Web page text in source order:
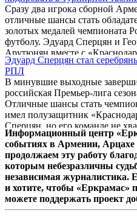
рождении – Арутюнян) все-
долгожданного успеха. А
творцов этой победы на поле
полузащитник «Краснодара» и
Армении Эдуард Сперцян.
Сразу два игрока сборной
отличные шансы стать
золотых медалей чемпионата
футболу. Эдуард Сперцян и
Арутюнян вместе с
продолжают феноменальную
поражений, лидируя в
первенства. Активировать
получить информацию о
предложениях букмекеров на
российского футбола можно на
Metaratings.
Эдуард Сперцян стал
РПЛ
В минувшие выходные
российская Премьер-лига
Отличные шансы стать
имел полузащитник
Сперцян, но его команде не
немного до завоевания
Этим летом полузащитник
Армении может перейти в
Европы, и где бы он не
его участием будут освещаться
букмекерской конторе Olimp.
актуальный промокод олимп
можно в любое время на сайте
Информационный центр
событиях в Армении,
продолжаем эту работу
которым небезразличны
независимая журналистика.
и хотите, чтобы «Еркрамас»
можете поддержать проект